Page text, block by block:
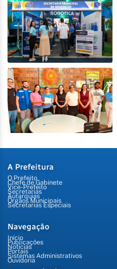
A Prefeitura
O Prefeito
Chefe de Gabinete
Vice-Prefeito
Secretarias
Autarquias
Órgãos Municipais
Secretarias Especiais
Navegação
Início
Publicações
Notícias
Portais
Sistemas Administrativos
Ouvidoria